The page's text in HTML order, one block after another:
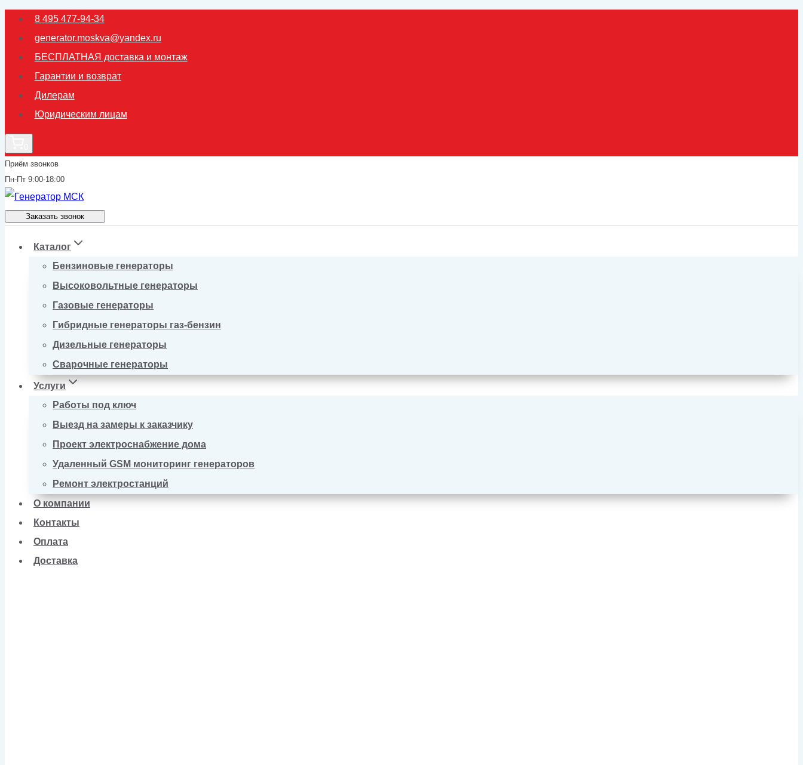
Перейти
содержимому
8 495 477-94-34
generator.moskva@yandex.ru
БЕСПЛАТНАЯ доставка и монтаж
Гарантии и возврат
Дилерам
Юридическим лицам
Приём звонков
Пн-Пт 9:00-18:00
Заказать звонок
Каталог
Бензиновые генераторы
Высоковольтные генераторы
Газовые генераторы
Гибридные генераторы газ-бензин
Дизельные генераторы
Сварочные генераторы
Услуги
Работы под ключ
Выезд на замеры к заказчику
Проект электроснабжение дома
Удаленный GSM мониторинг генераторов
Ремонт электростанций
О компании
Контакты
Оплата
Доставка